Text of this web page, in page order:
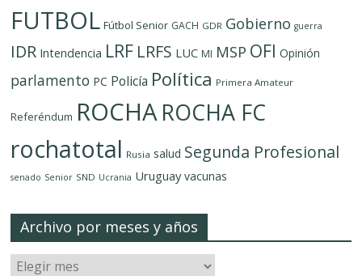
FUTBOL Fútbol Senior GACH GDR Gobierno guerra
IDR Intendencia LRF LRFS LUC MI MSP OFI Opinión
parlamento PC Policía Política Primera Amateur
Referéndum ROCHAROCHA FC
rochatotal Rusia salud Segunda Profesional
senado Senior SND Ucrania Uruguay vacunas
Archivo por meses y años